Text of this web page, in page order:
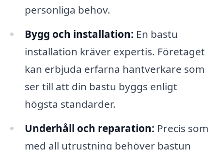
personliga behov.
Bygg och installation: En bastu
installation kräver expertis. Företaget
kan erbjuda erfarna hantverkare som
ser till att din bastu byggs enligt
högsta standarder.
Underhåll och reparation: Precis som
med all utrustning behöver bastun